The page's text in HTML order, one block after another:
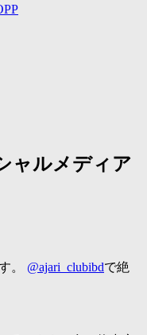
ャルメディア
。 @ajari_clubibdで絶